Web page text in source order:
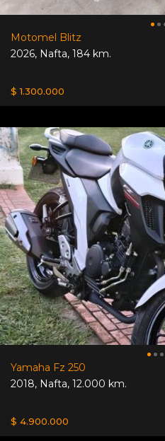
Motomel Blitz
2026, Nafta, 184 km.
$ 1.300.000
Yamaha Fz 250
2018, Nafta, 12.000 km.
$ 4.900.000